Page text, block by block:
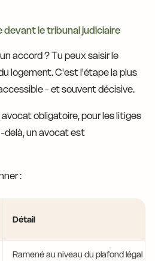
le tribunal judiciaire
accord ? Tu peux saisir le
logement. C'est l'étape la plus
- et souvent décisive.
obligatoire, pour les litiges
delà, un avocat est
:
Détail
Ramené au niveau du plafond légal